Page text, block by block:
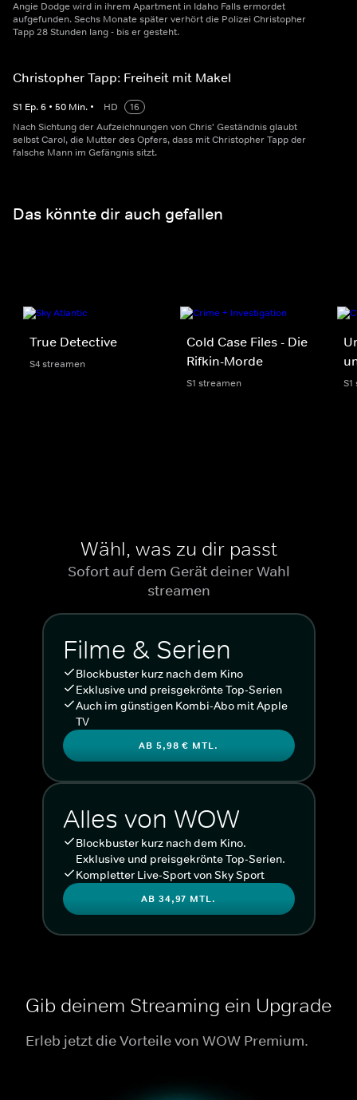
Angie Dodge wird in ihrem Apartment in Idaho Falls ermordet
aufgefunden. Sechs Monate später verhört die Polizei Christopher
Tapp 28 Stunden lang - bis er gesteht.
Christopher Tapp: Freiheit mit Makel
S1 Ep.6 • 50 Min. • HD
16
Nach Sichtung der Aufzeichnungen von Chris' Geständnis glaubt
selbst Carol, die Mutter des Opfers, dass mit Christopher Tapp der
falsche Mann im Gefängnis sitzt.
Das könnte dir auch gefallen
True Detective
S4 streamen
Cold Case Files - Die
Rifkin-Morde
S1 streamen
Wähl, was zu dir passt
Sofort auf dem Gerät deiner Wahl
streamen
Filme & Serien
Blockbuster kurz nach dem Kino
Exklusive und preisgekrönte Top-Serien
Auch im günstigen Kombi-Abo mit Apple
TV
AB 5,98 € MTL.
Alles von WOW
Blockbuster kurz nach dem Kino.
Exklusive und preisgekrönte Top-Serien.
Kompletter Live-Sport von Sky Sport
AB 34,97 MTL.
Gib deinem Streaming ein Upgrade
Erleb jetzt die Vorteile von WOW Premium.